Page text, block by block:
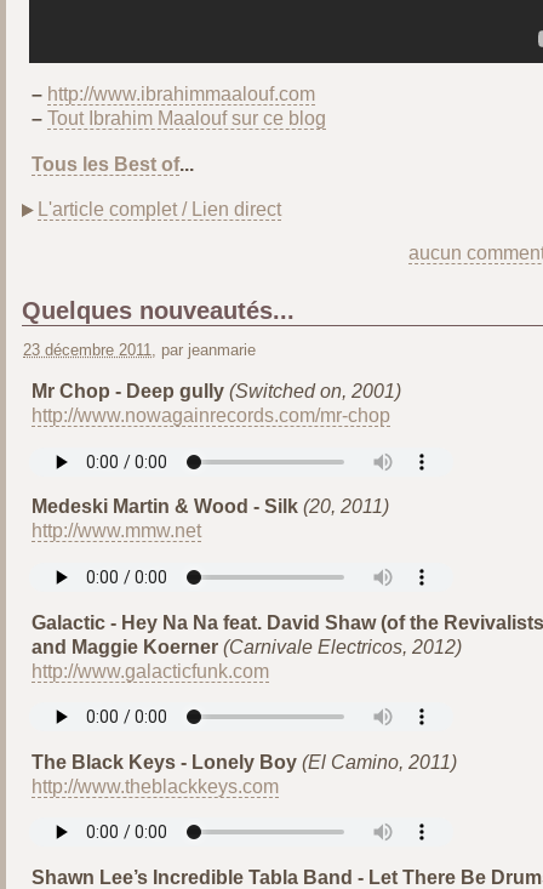
– http://www.ibrahimmaalouf.com
– Tout Ibrahim Maalouf sur ce blog
Tous les Best of...
L'article complet / Lien direct
aucun
Quelques nouveautés...
23 décembre 2011 , par jeanmarie
Mr Chop - Deep gully (Switched on, 2001)
http://www.nowagainrecords.com/mr-chop
Medeski Martin & Wood - Silk (20, 2011)
http://www.mmw.net
Galactic - Hey Na Na feat. David Shaw (of the
and Maggie Koerner (Carnivale Electricos, 2012)
http://www.galacticfunk.com
The Black Keys - Lonely Boy (El Camino, 2011)
http://www.theblackkeys.com
Shawn Lee’s Incredible Tabla Band - Let There Be